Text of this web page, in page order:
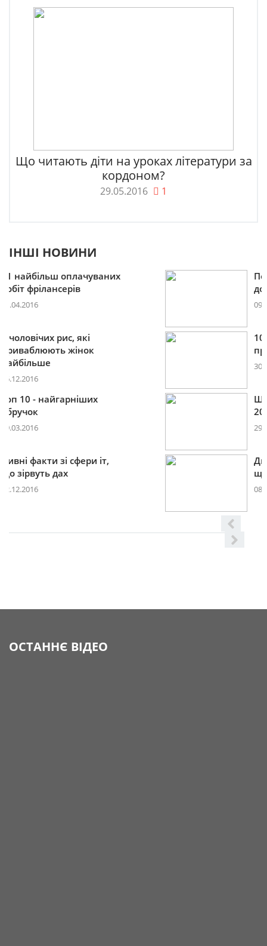
Що читають діти на уроках літератури за
кордоном?
29.05.2016 1
ІНШІ НОВИНИ
Пошукова строка зникне
10 лайфхаків: як легко
Що буде модним у
Дивні факти зі сфери іт,
ОСТАННЄ ВІДЕО